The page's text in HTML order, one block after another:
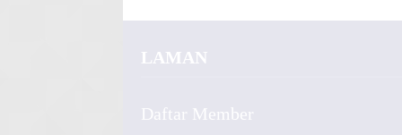
LAMAN
Daftar Member